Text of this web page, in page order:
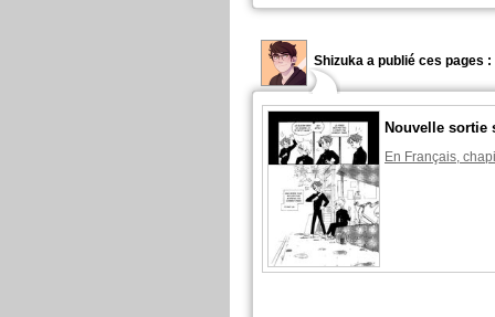
Shizuka a publié ces pages :
Nouvelle sortie
En Français,